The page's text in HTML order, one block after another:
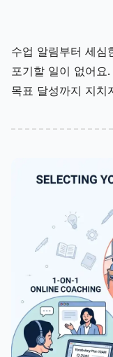
수업 알림부터 세심
포기할 일이 없어요
목표 달성까지 지치